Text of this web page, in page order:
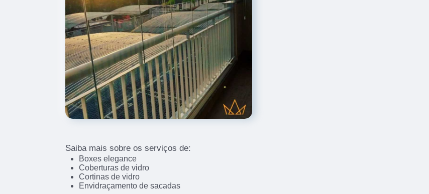
Saiba mais sobre os serviços de:
Boxes elegance
Coberturas de vidro
Cortinas de vidro
Envidraçamento de sacadas